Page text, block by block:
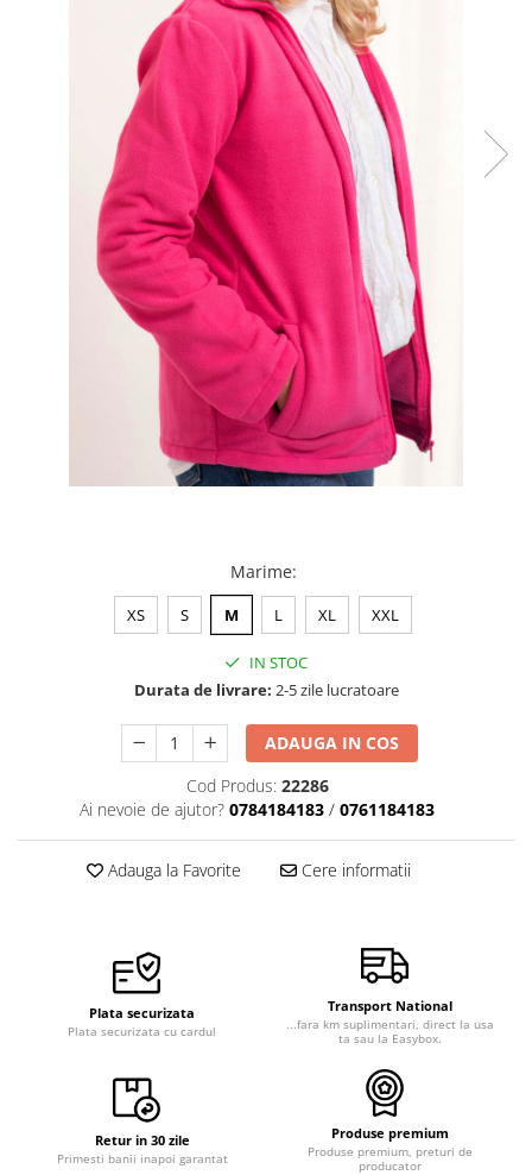
Marime:
XS S M L XL XXL
IN STOC
Durata de livrare: 2-5 zile lucratoare
ADAUGA IN COS
Cod Produs: 22286
Ai nevoie de ajutor? 0784184183 / 0761184183
Adauga la Favorite Cere informatii
Plata securizata
Plata securizata cu cardul
Transport National
...fara km suplimentari, direct la usa
ta sau la Easybox.
Retur in 30 zile
Primesti banii inapoi garantat
Produse premium
Produse premium, preturi de
producator